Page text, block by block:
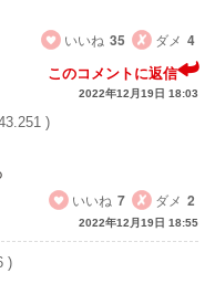
いいね 35 ダメ 4
このコメントに返信
2022年12月19日 18:03
)
いいね 7 ダメ 2
2022年12月19日 18:55
)